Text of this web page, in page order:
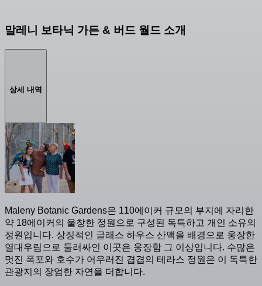
말레니 보타닉 가든 & 버드 월드 소개
상세 내역
Maleny Botanic Gardens은 110에이커 규모의 부지에 자리한
약 18에이커의 울창한 정원으로 구성된 독특하고 개인 소유의
정원입니다. 상징적인 글래스 하우스 산맥을 배경으로 웅장한
열대우림으로 둘러싸인 이곳은 웅장함 그 이상입니다. 수많은
멋진 폭포와 호수가 어우러진 겹겹의 테라스 정원은 이 독특한
관광지의 장엄한 자연을 더합니다.